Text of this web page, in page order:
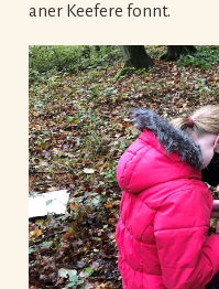
aner Keefere fonnt.